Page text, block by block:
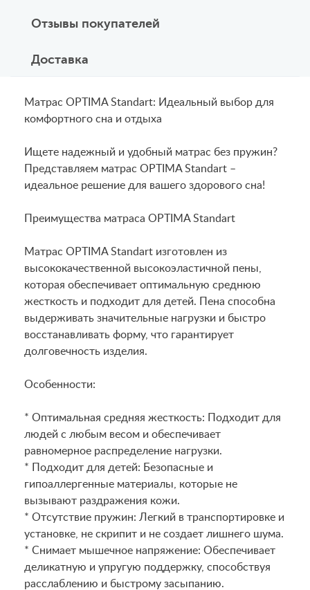
Отзывы покупателей
Доставка
Матрас OPTIMA Standart: Идеальный выбор для
комфортного сна и отдыха
Ищете надежный и удобный матрас без пружин?
Представляем матрас OPTIMA Standart –
идеальное решение для вашего здорового сна!
Преимущества матраса OPTIMA Standart
Матрас OPTIMA Standart изготовлен из
высококачественной высокоэластичной пены,
которая обеспечивает оптимальную среднюю
жесткость и подходит для детей. Пена способна
выдерживать значительные нагрузки и быстро
восстанавливать форму, что гарантирует
долговечность изделия.
Особенности:
* Оптимальная средняя жесткость: Подходит для
людей с любым весом и обеспечивает
равномерное распределение нагрузки.
* Подходит для детей: Безопасные и
гипоаллергенные материалы, которые не
вызывают раздражения кожи.
* Отсутствие пружин: Легкий в транспортировке и
установке, не скрипит и не создает лишнего шума.
* Снимает мышечное напряжение: Обеспечивает
деликатную и упругую поддержку, способствуя
расслаблению и быстрому засыпанию.